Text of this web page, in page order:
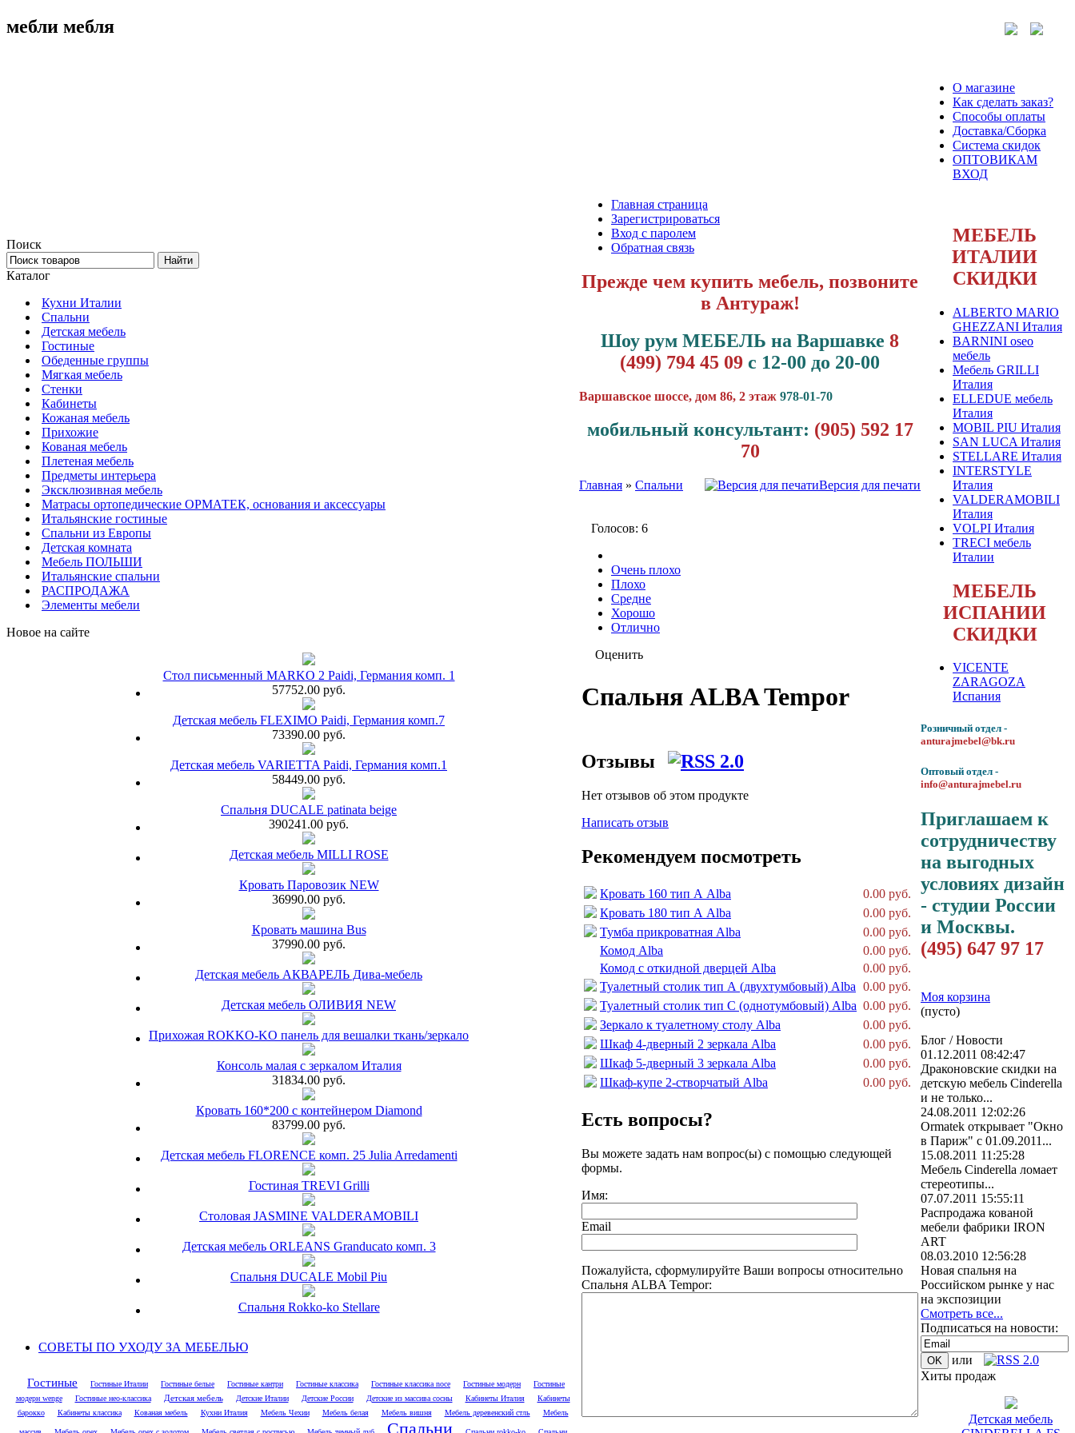
мебли мебля
Поиск
Каталог
Кухни Италии
Спальни
Детская мебель
Гостиные
Обеденные группы
Мягкая мебель
Стенки
Кабинеты
Кожаная мебель
Прихожие
Кованая мебель
Плетеная мебель
Предметы интерьера
Эксклюзивная мебель
Матрасы ортопедические ОРМАТЕК, основания и аксессуары
Итальянские гостиные
Спальни из Европы
Детская комната
Мебель ПОЛЬШИ
Итальянские спальни
РАСПРОДАЖА
Элементы мебели
Новое на сайте
Стол письменный MARKO 2 Paidi, Германия комп. 1
57752.00 руб.
Детская мебель FLEXIMO Paidi, Германия комп.7
73390.00 руб.
Детская мебель VARIETTA Paidi, Германия комп.1
58449.00 руб.
Спальня DUCALE patinata beige
390241.00 руб.
Детская мебель MILLI ROSE
Кровать Паровозик NEW
36990.00 руб.
Кровать машина Bus
37990.00 руб.
Детская мебель АКВАРЕЛЬ Дива-мебель
Детская мебель ОЛИВИЯ NEW
Прихожая ROKKO-KO панель для вешалки ткань/зеркало
Консоль малая с зеркалом Италия
31834.00 руб.
Кровать 160*200 с контейнером Diamond
83799.00 руб.
Детская мебель FLORENCE комп. 25 Julia Arredamenti
Гостиная TREVI Grilli
Столовая JASMINE VALDERAMOBILI
Детская мебель ORLEANS Granducato комп. 3
Спальня DUCALE Mobil Piu
Спальня Rokko-ko Stellare
СОВЕТЫ ПО УХОДУ ЗА МЕБЕЛЬЮ
Гостиные Гостиные Италии Гостиные белые Гостиные кантри Гостиные классика Гостиные классика noce Гостиные модерн
Гостиные
модерн wenge
Гостиные нео-классика Детская мебель Детские Италии Детские России Детские из массива сосны Кабинеты Италия
Кабинеты
барокко
Кабинеты классика Кованая мебель Кухни Италия Мебель Чехии Мебель белая Мебель вишня Мебель деревенский стль Мебель
Спальни
Главная страница
Зарегистрироваться
Вход с паролем
Обратная связь
Прежде чем купить мебель, позвоните
в Антураж!
Шоу рум МЕБЕЛЬ на Варшавке 8
(499) 794 45 09 с 12-00 до 20-00
Варшавское шоссе, дом 86, 2 этаж 978-01-70
мобильный консультант: (905) 592 17
70
Главная » Спальни Версия для печати
Голосов: 6
Очень плохо
Плохо
Средне
Хорошо
Отлично
Оценить
Спальня ALBA Tempor
Отзывы
Нет отзывов об этом продукте
Написать отзыв
Рекомендуем посмотреть
Кровать 160 тип А Alba
0.00 руб.
Кровать 180 тип А Alba
0.00 руб.
Тумба прикроватная Alba
0.00 руб.
Комод Alba
0.00 руб.
Комод с откидной дверцей Alba
0.00 руб.
Туалетный столик тип А (двухтумбовый) Alba 0.00 руб.
Туалетный столик тип С (однотумбовый) Alba 0.00 руб.
Зеркало к туалетному столу Alba
0.00 руб.
Шкаф 4-дверный 2 зеркала Alba
0.00 руб.
Шкаф 5-дверный 3 зеркала Alba
0.00 руб.
Шкаф-купе 2-створчатый Alba
0.00 руб.
Есть вопросы?
Вы можете задать нам вопрос(ы) с помощью следующей
формы.
Имя:
Email
Пожалуйста, сформулируйте Ваши вопросы относительно
Спальня ALBA Tempor:
О магазине
Как сделать заказ?
Способы оплаты
Доставка/Сборка
Система скидок
ОПТОВИКАМ
ВХОД
МЕБЕЛЬ
ИТАЛИИ
СКИДКИ
ALBERTO MARIO
GHEZZANI Италия
BARNINI oseo
мебель
Мебель GRILLI
Италия
ELLEDUE мебель
Италия
MOBIL PIU Италия
SAN LUCA Италия
STELLARE Италия
INTERSTYLE
Италия
VALDERAMOBILI
Италия
VOLPI Италия
TRECI мебель
Италии
МЕБЕЛЬ
ИСПАНИИ
СКИДКИ
VICENTE
ZARAGOZA
Испания
Розничный отдел -
anturajmebel@bk.ru
Оптовый отдел -
info@anturajmebel.ru
Приглашаем к
сотрудничеству
на выгодных
условиях дизайн
- студии России
и Москвы.
(495) 647 97 17
Моя корзина
(пусто)
Блог / Новости
01.12.2011 08:42:47
Драконовские скидки на
детскую мебель Cinderella
и не только...
24.08.2011 12:02:26
Ormatek открывает "Окно
в Париж" с 01.09.2011...
15.08.2011 11:25:28
Мебель Cinderella ломает
стереотипы...
07.07.2011 15:55:11
Распродажа кованой
мебели фабрики IRON
ART
08.03.2010 12:56:28
Новая спальня на
Российском рынке у нас
на экспозиции
Смотреть все...
Подписаться на новости:
или
Хиты продаж
Детская мебель